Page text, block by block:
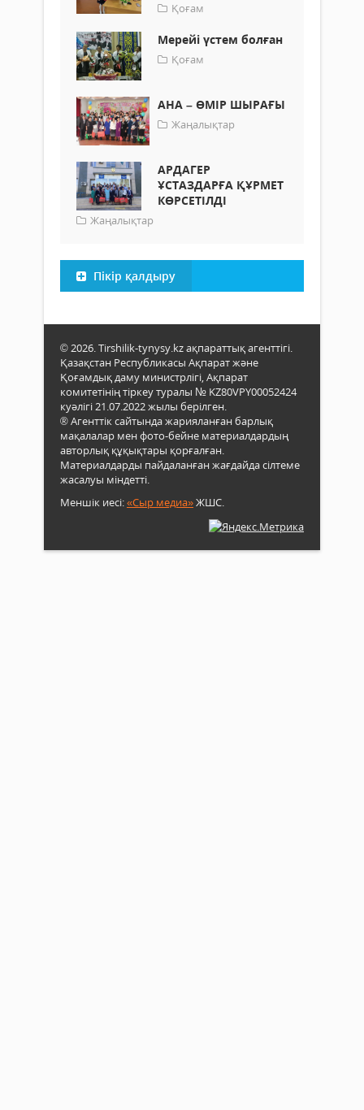
Қоғам
Мерейі үстем болған
Қоғам
АНА – ӨМІР ШЫРАҒЫ
Жаңалықтар
АРДАГЕР
ҰСТАЗДАРҒА ҚҰРМЕТ
КӨРСЕТІЛДІ
Жаңалықтар
Пікір қалдыру
© 2026. Tirshilik-tynysy.kz ақпараттық агенттігі.
Қазақстан Республикасы Ақпарат және
Қоғамдық даму министрлігі, Ақпарат
комитетінің тіркеу туралы № KZ80VPY00052424
куәлігі 21.07.2022 жылы берілген.
® Агенттік сайтында жарияланған барлық
мақалалар мен фото-бейне материалдардың
авторлық құқықтары қорғалған.
Материалдарды пайдаланған жағдайда сілтеме
жасалуы міндетті.
Меншік иесі:«Сыр медиа»ЖШС.